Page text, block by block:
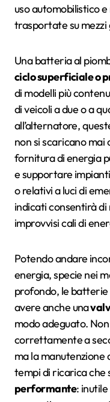
uso automobilistico
trasportate su mezzi
Una batteria al
ciclo superficiale o
di modelli più
di veicoli a due o a
all’alternatore,
non si scaricano mai
fornitura di energia
e supportare
o relativi a luci di
indicati consentirà
improvvisi cali di
Potendo andare
energia, specie nei
profondo, le
avere anche una
modo adeguato.
correttamente a
ma la manutenzione
tempi di ricarica che
performante: